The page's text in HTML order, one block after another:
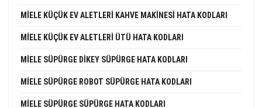
MIELE KÜÇÜK EV ALETLERI KAHVE MAKINESI HATA KODLARI
MIELE KÜÇÜK EV ALETLERI ÜTÜ HATA KODLARI
MIELE SÜPÜRGE DIKEY SÜPÜRGE HATA KODLARI
MIELE SÜPÜRGE ROBOT SÜPÜRGE HATA KODLARI
MIELE SÜPÜRGE SÜPÜRGE HATA KODLARI